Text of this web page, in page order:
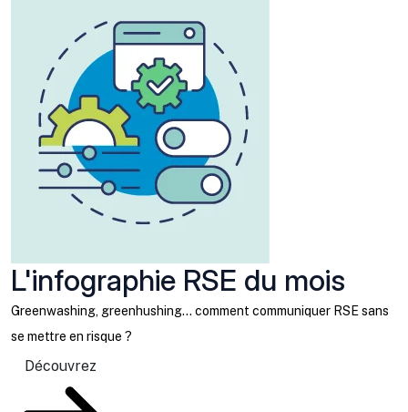
L'infographie RSE du mois
Greenwashing, greenhushing… comment communiquer RSE sans
se mettre en risque ?
Découvrez